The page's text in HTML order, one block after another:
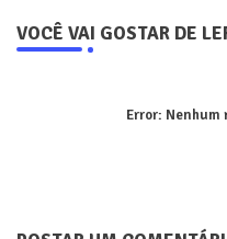
VOCÊ VAI GOSTAR DE
Error: Nenhum